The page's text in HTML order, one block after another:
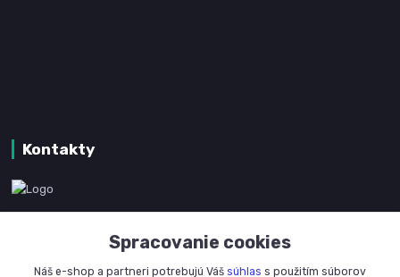
Kontakty
+421 905 327 801
Spracovanie cookies
Náš e-shop a partneri potrebujú Váš súhlas s použitím súborov